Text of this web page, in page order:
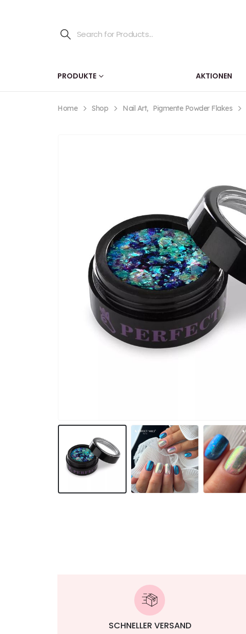
PRODUKTE AKTIONEN
Home Shop Nail Art, Pigmente Powder Flakes
SCHNELLER VERSAND